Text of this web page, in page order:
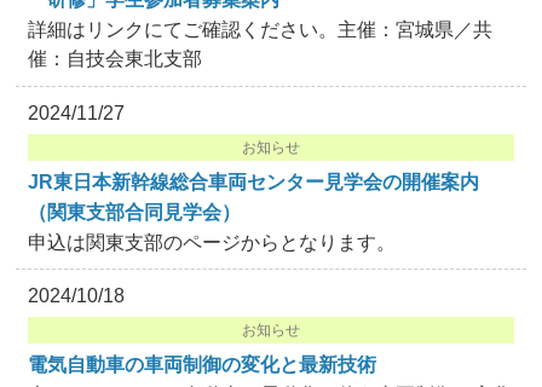
詳細はリンクにてご確認ください。主催：宮城県／共
催：自技会東北支部
2024/11/27
お知らせ
JR東日本新幹線総合車両センター見学会の開催案内
（関東支部合同見学会）
申込は関東支部のページからとなります。
2024/10/18
お知らせ
電気自動車の車両制御の変化と最新技術